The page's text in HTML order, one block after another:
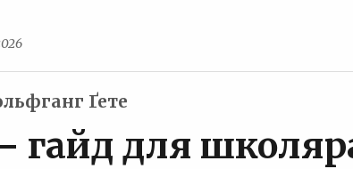
Ґете
гайд для